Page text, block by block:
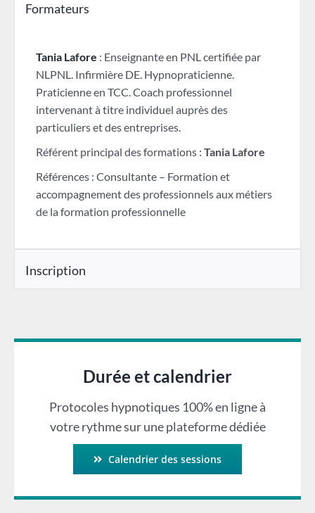
Formateurs
Tania Lafore : Enseignante en PNL certifiée par
NLPNL. Infirmière DE. Hypnopraticienne.
Praticienne en TCC. Coach professionnel
intervenant à titre individuel auprès des
particuliers et des entreprises.
Référent principal des formations : Tania Lafore
Références : Consultante – Formation et
accompagnement des professionnels aux métiers
de la formation professionnelle
Inscription
Durée et calendrier
Protocoles hypnotiques 100% en ligne à
votre rythme sur une plateforme dédiée
Calendrier des sessions